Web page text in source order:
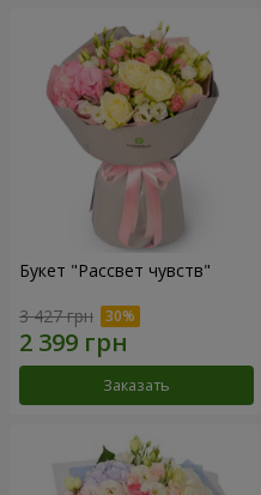
Букет "Рассвет чувств"
3 427 грн
Заказать